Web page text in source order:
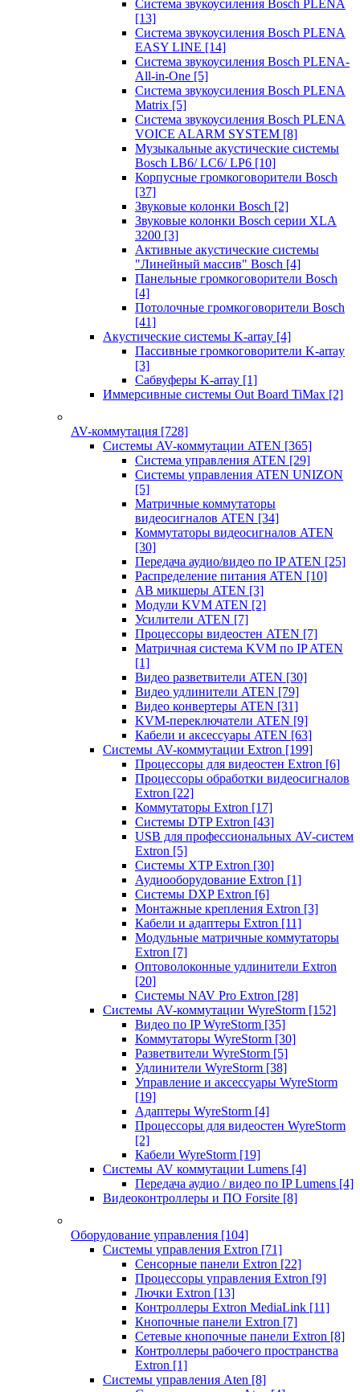
Система звукоусиления Bosch PLENA
[13]
Система звукоусиления Bosch PLENA
EASY LINE [14]
Система звукоусиления Bosch PLENA-
All-in-One [5]
Система звукоусиления Bosch PLENA
Matrix [5]
Система звукоусиления Bosch PLENA
VOICE ALARM SYSTEM [8]
Музыкальные акустические системы
Bosch LB6/ LC6/ LP6 [10]
Корпусные громкоговорители Bosch
[37]
Звуковые колонки Bosch [2]
Звуковые колонки Bosch серии XLA
3200 [3]
Активные акустические системы
"Линейный массив" Bosch [4]
Панельные громкоговорители Bosch
[4]
Потолочные громкоговорители Bosch
[41]
Акустические системы K-array [4]
Пассивные громкоговорители K-array
[3]
Сабвуферы K-array [1]
Иммерсивные системы Out Board TiMax [2]
AV-коммутация [728]
Системы AV-коммутации ATEN [365]
Система управления ATEN [29]
Системы управления ATEN UNIZON
[5]
Матричные коммутаторы
видеосигналов ATEN [34]
Коммутаторы видеосигналов ATEN
[30]
Передача аудио/видео по IP ATEN [25]
Распределение питания ATEN [10]
АВ микшеры ATEN [3]
Модули KVM ATEN [2]
Усилители ATEN [7]
Процессоры видеостен ATEN [7]
Матричная система KVM по IP ATEN
[1]
Видео разветвители ATEN [30]
Видео удлинители ATEN [79]
Видео конвертеры ATEN [31]
KVM-переключатели ATEN [9]
Кабели и аксессуары ATEN [63]
Системы AV-коммутации Extron [199]
Процессоры для видеостен Extron [6]
Процессоры обработки видеосигналов
Extron [22]
Коммутаторы Extron [17]
Системы DTP Extron [43]
USB для профессиональных AV-систем
Extron [5]
Системы XTP Extron [30]
Аудиооборудование Extron [1]
Системы DXP Extron [6]
Монтажные крепления Extron [3]
Кабели и адаптеры Extron [11]
Модульные матричные коммутаторы
Extron [7]
Оптоволоконные удлинители Extron
[20]
Системы NAV Pro Extron [28]
Системы AV-коммутации WyreStorm [152]
Видео по IP WyreStorm [35]
Коммутаторы WyreStorm [30]
Разветвители WyreStorm [5]
Удлинители WyreStorm [38]
Управление и аксессуары WyreStorm
[19]
Адаптеры WyreStorm [4]
Процессоры для видеостен WyreStorm
[2]
Кабели WyreStorm [19]
Системы AV коммутации Lumens [4]
Передача аудио / видео по IP Lumens [4]
Видеоконтроллеры и ПО Forsite [8]
Оборудование управления [104]
Системы управления Extron [71]
Сенсорные панели Extron [22]
Процессоры управления Extron [9]
Лючки Extron [13]
Контроллеры Extron MediaLink [11]
Кнопочные панели Extron [7]
Сетевые кнопочные панели Extron [8]
Контроллеры рабочего пространства
Extron [1]
Системы управления Aten [8]